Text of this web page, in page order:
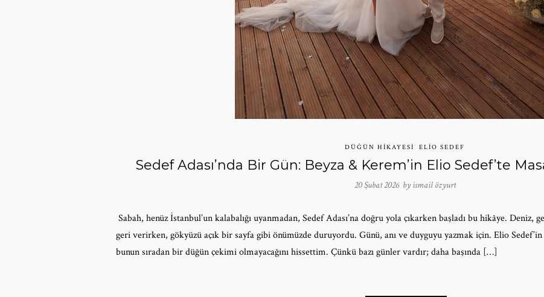
DÜĞÜN HIKAYESI ELIO SEDEF
Sedef Adası’nda Bir Gün: Beyza & Kerem’in Elio Sedef’te
20 Şubat 2026 by ismail özyurt
Sabah, henüz İstanbul’un kalabalığı uyanmadan, Sedef Adası’na doğru yola çıkarken başladı bu hikâye. Deniz,
geri verirken, gökyüzü açık bir sayfa gibi önümüzde duruyordu. Günü, anı ve duyguyu yazmak için. Elio Sedef’in
bunun sıradan bir düğün çekimi olmayacağını hissettim. Çünkü bazı günler vardır; daha başında […]